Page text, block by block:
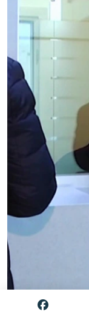
No
0:00